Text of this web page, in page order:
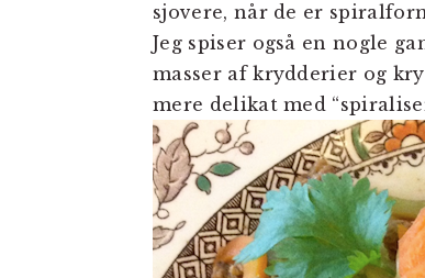
sjovere, når de er
Jeg spiser også en nogle
masser af krydderier og
mere delikat med